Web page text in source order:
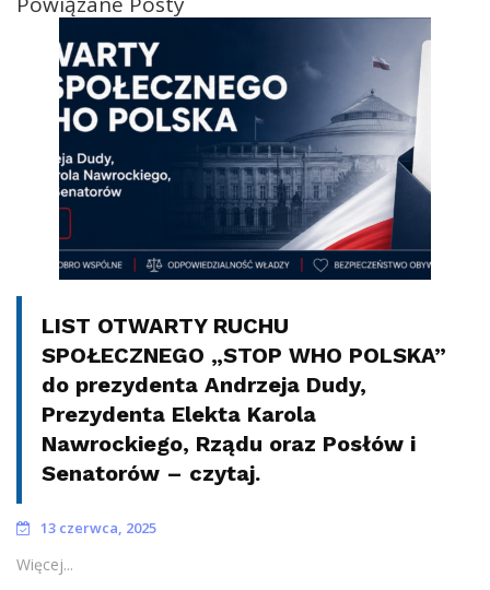
LIST OTWARTY RUCHU
SPOŁECZNEGO „STOP WHO POLSKA”
do prezydenta Andrzeja Dudy,
Prezydenta Elekta Karola
Nawrockiego, Rządu oraz Posłów i
Senatorów – czytaj.
13 czerwca, 2025
Więcej...